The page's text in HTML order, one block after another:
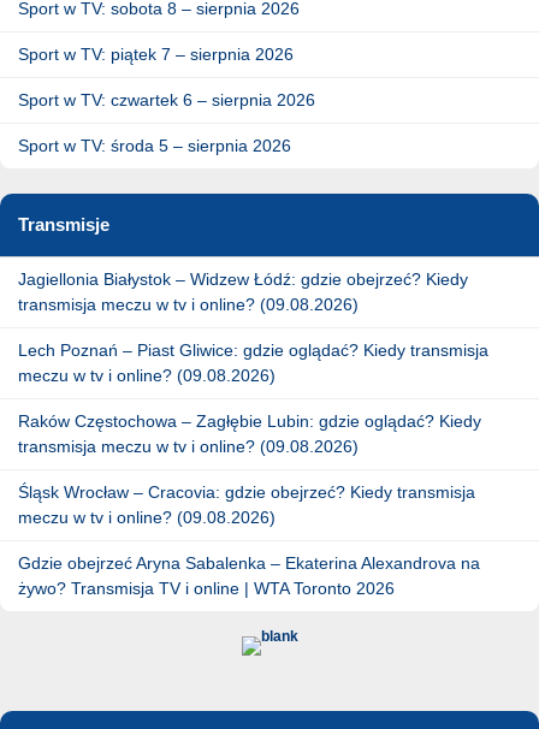
Sport w TV: sobota 8 – sierpnia 2026
Sport w TV: piątek 7 – sierpnia 2026
Sport w TV: czwartek 6 – sierpnia 2026
Sport w TV: środa 5 – sierpnia 2026
Transmisje
Jagiellonia Białystok – Widzew Łódź: gdzie obejrzeć? Kiedy
transmisja meczu w tv i online? (09.08.2026)
Lech Poznań – Piast Gliwice: gdzie oglądać? Kiedy transmisja
meczu w tv i online? (09.08.2026)
Raków Częstochowa – Zagłębie Lubin: gdzie oglądać? Kiedy
transmisja meczu w tv i online? (09.08.2026)
Śląsk Wrocław – Cracovia: gdzie obejrzeć? Kiedy transmisja
meczu w tv i online? (09.08.2026)
Gdzie obejrzeć Aryna Sabalenka – Ekaterina Alexandrova na
żywo? Transmisja TV i online | WTA Toronto 2026